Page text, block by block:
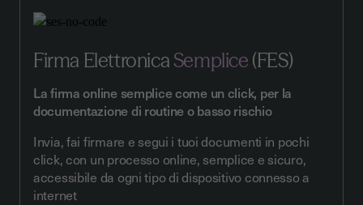
Firma ElettronicaSemplice (FES)
La firma online semplice come un click, per la
documentazione di routine o basso rischio
Invia, fai firmare e segui i tuoi documenti in pochi
click, con un processo online, semplice e sicuro,
accessibile da ogni tipo di dispositivo connesso a
internet